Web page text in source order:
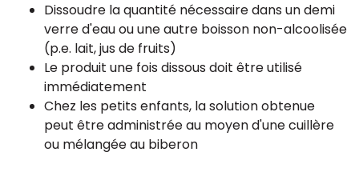
Dissoudre la quantité nécessaire dans un demi
verre d'eau ou une autre boisson non-alcoolisée
(p.e. lait, jus de fruits)
Le produit une fois dissous doit être utilisé
immédiatement
Chez les petits enfants, la solution obtenue
peut être administrée au moyen d'une cuillère
ou mélangée au biberon